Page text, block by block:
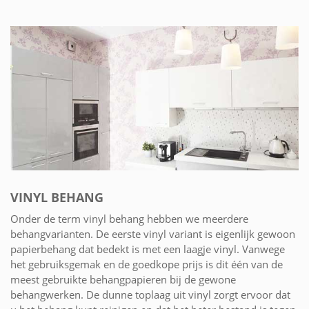
VINYL BEHANG
Onder de term vinyl behang hebben we meerdere
behangvarianten. De eerste vinyl variant is eigenlijk gewoon
papierbehang dat bedekt is met een laagje vinyl. Vanwege
het gebruiksgemak en de goedkope prijs is dit één van de
meest gebruikte behangpapieren bij de gewone
behangwerken. De dunne toplaag uit vinyl zorgt ervoor dat